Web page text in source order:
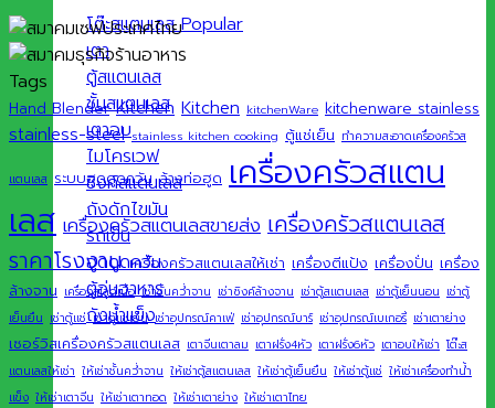
โต๊ะสแตนเลส
เตา
ตู้สแตนเลส
ชั้นสแตนเลส
เตาอบ
ไมโครเวฟ
ซิงค์สแตนเลส
ถังดักไขมัน
รถเข็น
ฮูดดูดควัน
ตู้อุ่นอาหาร
ถังน้ำแข็ง
Tags
Hand Blender Kitchen Kitchen kitchenWare kitchenware stainless
stainless-steel stainless kitchen cooking ตู้แช่เย็น ทำความสะอาดเครื่องครัวส
แตนเลส ระบบฮูดดูดควัน ล้างท่อฮูด เครื่องครัวสแตน
เลส เครื่องครัวสแตนเลสขายส่ง เครื่องครัวสแตนเลส
ราคาโรงงาน เครื่องครัวสแตนเลสให้เช่า เครื่องตีแป้ง เครื่องปั่น เครื่อง
ล้างจาน เครื่องสไลด์เนื้อ เช่าชั้นคว่ำจาน เช่าซิงค์ล้างจาน เช่าตู้สแตนเลส เช่าตู้เย็นนอน เช่าตู้
เย็นยืน เช่าตู้แช่ เช่าตู้แช่เย็น เช่าอุปกรณ์คาเฟ่ เช่าอุปกรณ์บาร์ เช่าอุปกรณ์เบเกอรี่ เช่าเตาย่าง
เซอร์วิสเครื่องครัวสแตนเลส เตาจีนเตาลม เตาฝรั่ง4หัว เตาฝรั่ง6หัว เตาอบให้เช่า โต๊ะส
แตนเลสให้เช่า ให้เช่าชั้นคว่ำจาน ให้เช่าตู้สแตนเลส ให้เช่าตู้เย็นยืน ให้เช่าตู้แช่ ให้เช่าเครื่องทำน้ำ
แข็ง ให้เช่าเตาจีน ให้เช่าเตาทอด ให้เช่าเตาย่าง ให้เช่าเตาไทย